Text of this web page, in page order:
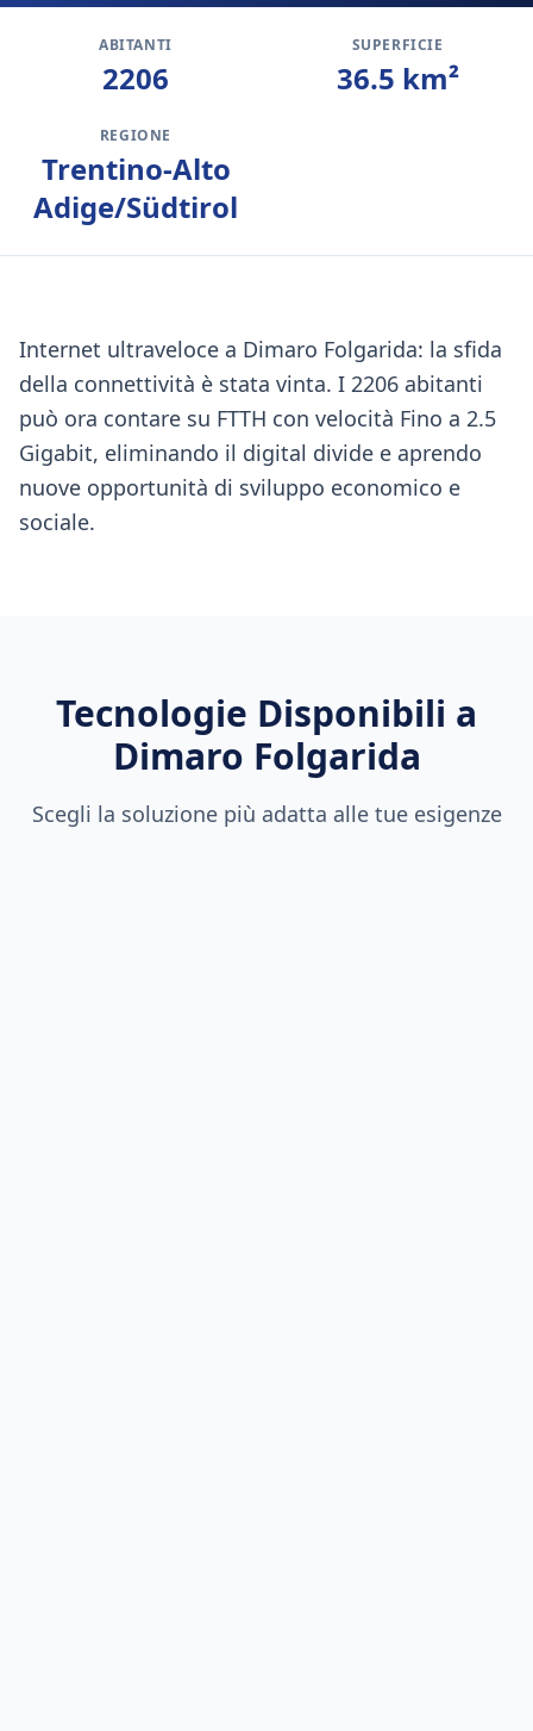
ABITANTI
2206
SUPERFICIE
36.5 km²
REGIONE
Trentino-Alto
Adige/Südtirol
Internet ultraveloce a Dimaro Folgarida: la sfida
della connettività è stata vinta. I 2206 abitanti
può ora contare su FTTH con velocità Fino a 2.5
Gigabit, eliminando il digital divide e aprendo
nuove opportunità di sviluppo economico e
sociale.
Tecnologie Disponibili a
Dimaro Folgarida
Scegli la soluzione più adatta alle tue esigenze